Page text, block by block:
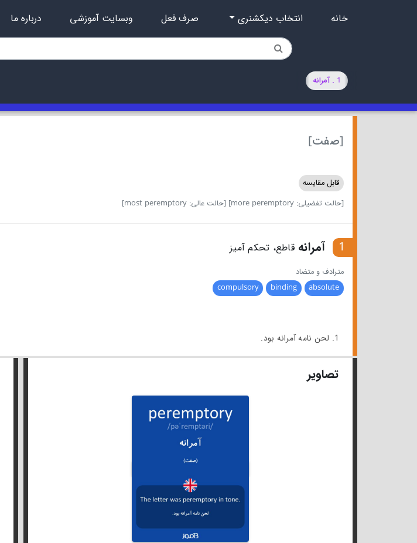
خانه انتخاب دیکشنری صرف فعل وبسایت آموزشی درباره ما
1 . آمرانه
[صفت]
قابل مقایسه
[حالت تفضیلی: more peremptory]
[حالت عالی: most peremptory]
1 آمرانهقاطع، تحکم آمیز
مترادف و متضاد
absolute
binding
compulsory
1. لحن نامه آمرانه بود.
تصاویر